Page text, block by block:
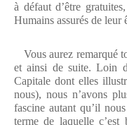
à défaut d’être
Humains assurés de leur
Vous aurez remarqué
et ainsi de suite. Loin
Capitale dont elles
nous), nous n’avons
fascine autant qu’il
terme de laquelle c’est